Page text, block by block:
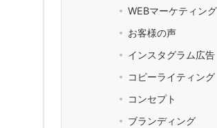
WEBマーケティング
お客様の声
インスタグラム広告
コピーライティング
コンセプト
ブランディング